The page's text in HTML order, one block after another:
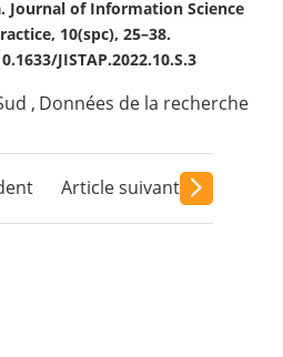
Journal of Information Science
10(spc), 25–38.
JISTAP.2022.10.S.3
, Données de la recherche
Article suivant